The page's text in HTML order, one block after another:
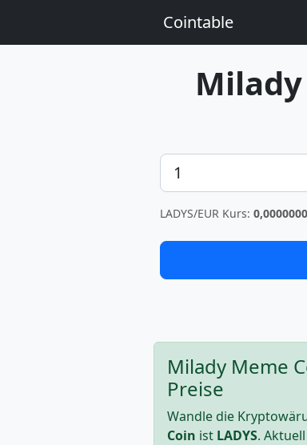
Cointable
Betrag
LADYS/EUR Kurs:
Milady Meme
Preise
Wandle die
Coin ist LADYS.